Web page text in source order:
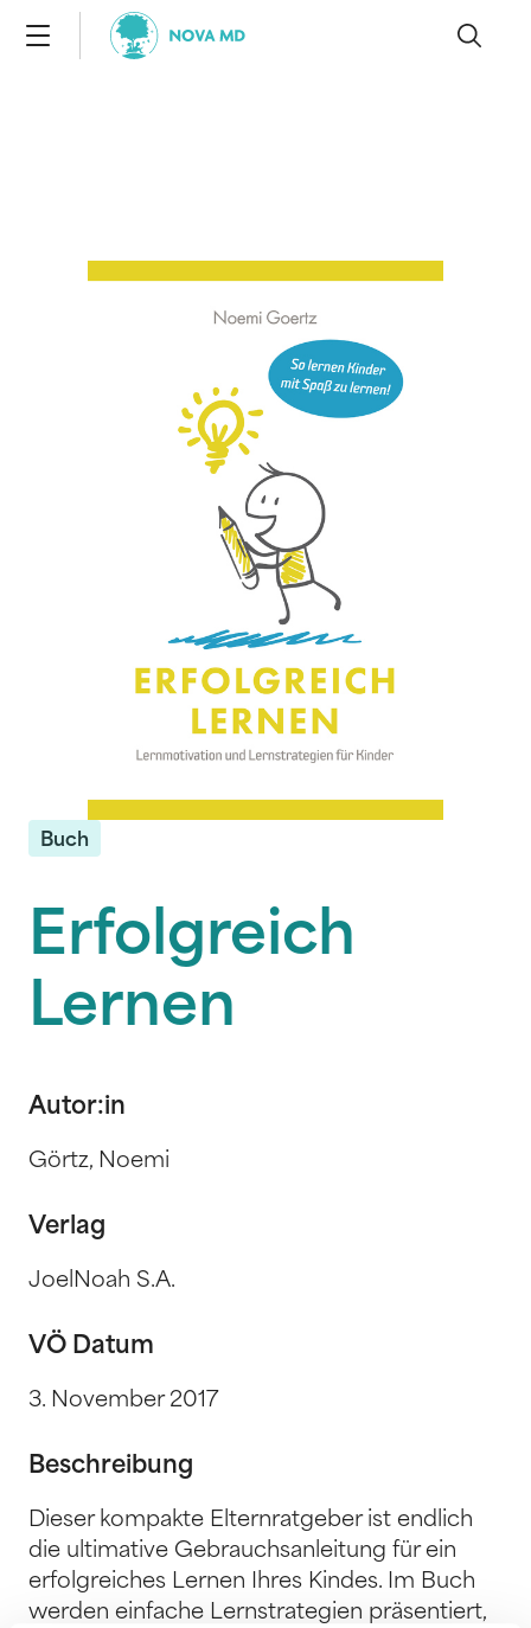
Buch
Erfolgreich
Lernen
Autor:in
Görtz, Noemi
Verlag
JoelNoah S.A.
VÖ Datum
3. November 2017
Beschreibung
Dieser kompakte Elternratgeber ist endlich
die ultimative Gebrauchsanleitung für ein
erfolgreiches Lernen Ihres Kindes. Im Buch
werden einfache Lernstrategien präsentiert,